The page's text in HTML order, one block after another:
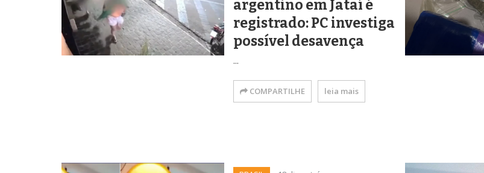
argentino em Jataí é
registrado: PC investiga
possível desavença
...
COMPARTILHE leia mais